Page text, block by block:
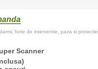
forte de interventie, paza si protectie
Scanner